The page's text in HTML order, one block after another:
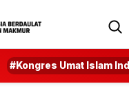
#Kongres Umat Islam